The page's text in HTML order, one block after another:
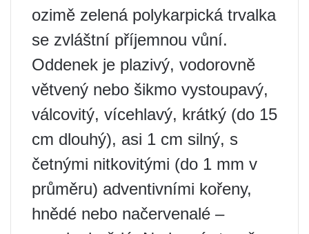
ozimě zelená polykarpická trvalka
se zvláštní příjemnou vůní.
Oddenek je plazivý, vodorovně
větvený nebo šikmo vystoupavý,
válcovitý, vícehlavý, krátký (do 15
cm dlouhý), asi 1 cm silný, s
četnými nitkovitými (do 1 mm v
průměru) adventivními kořeny,
hnědé nebo načervenalé –